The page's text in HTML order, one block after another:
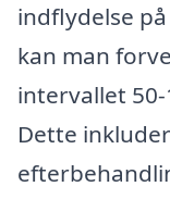
indflydelse
kan man
intervallet
Dette